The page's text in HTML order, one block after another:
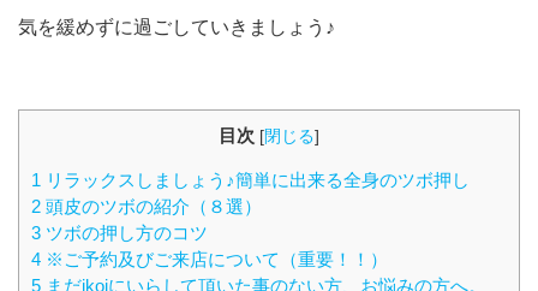
気を緩めずに過ごしていきましょう♪
目次 [閉じる]
1 リラックスしましょう♪簡単に出来る全身のツボ押し
2 頭皮のツボの紹介（８選）
3 ツボの押し方のコツ
4 ※ご予約及びご来店について（重要！！）
5 まだikoiにいらして頂いた事のない方、お悩みの方へ。